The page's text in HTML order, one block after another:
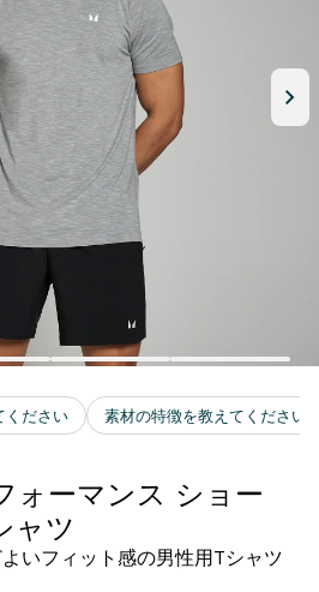
ォーマンス ショー
ャツ
いフィット感の男性用Tシャツ